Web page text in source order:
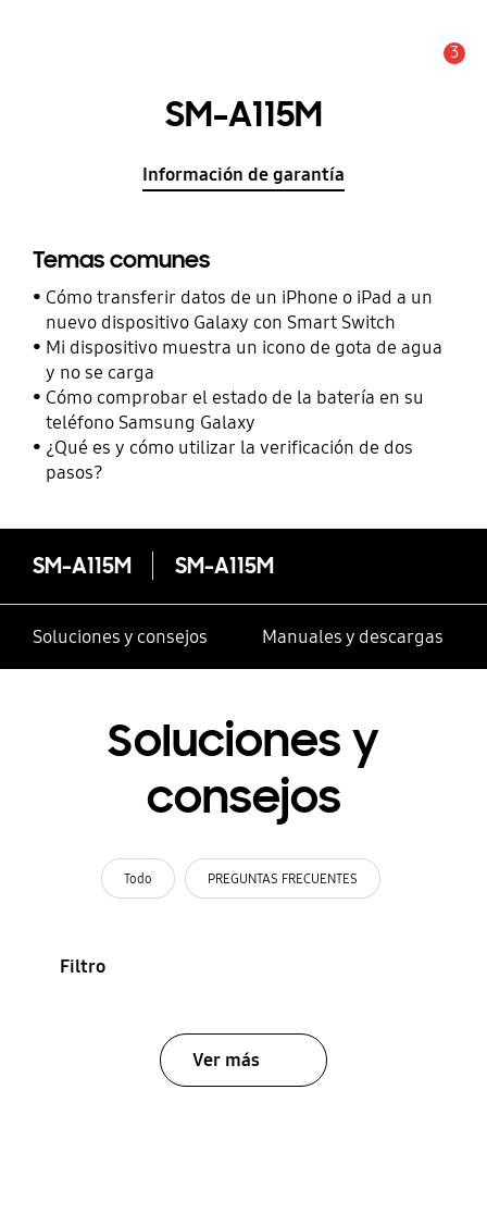
3
SM-A115M
Información de garantía
Temas comunes
Cómo transferir datos de un iPhone o iPad a un
nuevo dispositivo Galaxy con Smart Switch
Mi dispositivo muestra un icono de gota de agua
y no se carga
Cómo comprobar el estado de la batería en su
teléfono Samsung Galaxy
¿Qué es y cómo utilizar la verificación de dos
pasos?
SM-A115M SM-A115M
Soluciones y consejos Manuales y descargas
Soluciones y
consejos
Todo PREGUNTAS FRECUENTES
Filtro
Ver más